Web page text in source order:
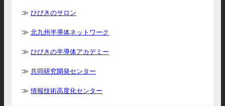
ひびきのサロン
北九州半導体ネットワーク
ひびきの半導体アカデミー
共同研究開発センター
情報技術高度化センター